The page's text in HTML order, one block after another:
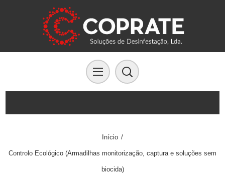
Início /
Controlo Ecológico (Armadilhas monitorização, captura e soluções sem
biocida)